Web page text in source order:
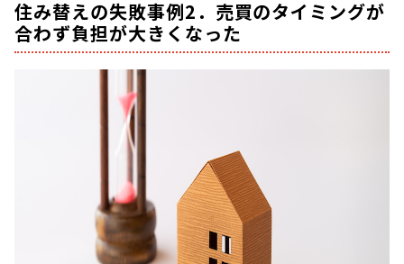
住み替えの失敗事例2．売買のタイミングが
合わず負担が大きくなった